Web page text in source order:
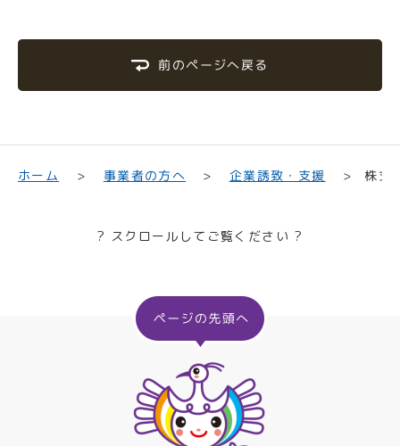
前のページへ戻る
ホーム 事業者の方へ 企業誘致・支援 株式
? スクロールしてご覧ください ?